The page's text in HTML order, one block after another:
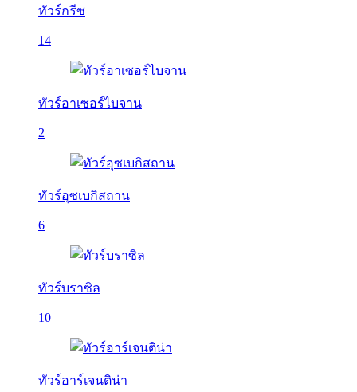
ทัวร์กรีซ
14
ทัวร์อาเซอร์ไบจาน
2
ทัวร์อุซเบกิสถาน
6
ทัวร์บราซิล
10
ทัวร์อาร์เจนติน่า